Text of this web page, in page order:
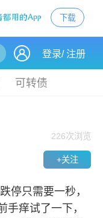
下载
登录/注册
可转债
下载
226次浏览
+关注
停只需要一秒，
手痒试了一下，